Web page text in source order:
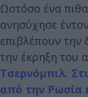
Ωστόσο ένα
ανησύχησε
επιβλέπουν την
την έκρηξη του
Τσερνόμπιλ.
από την Ρωσία